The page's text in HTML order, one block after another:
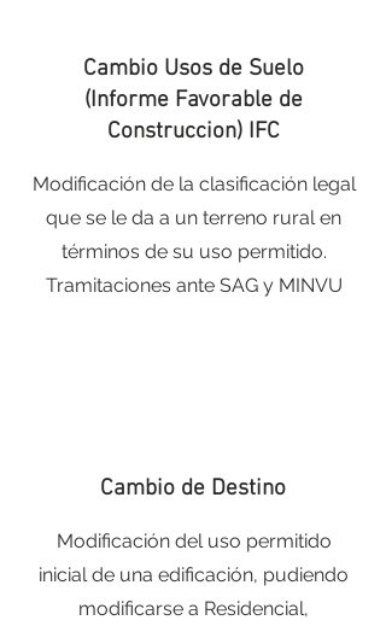
Cambio Usos de Suelo
(Informe Favorable de
Construccion) IFC
Modificación de la clasificación legal
que se le da a un terreno rural en
términos de su uso permitido.
Tramitaciones ante SAG y MINVU
Cambio de Destino
Modificación del uso permitido
inicial de una edificación, pudiendo
modificarse a Residencial,